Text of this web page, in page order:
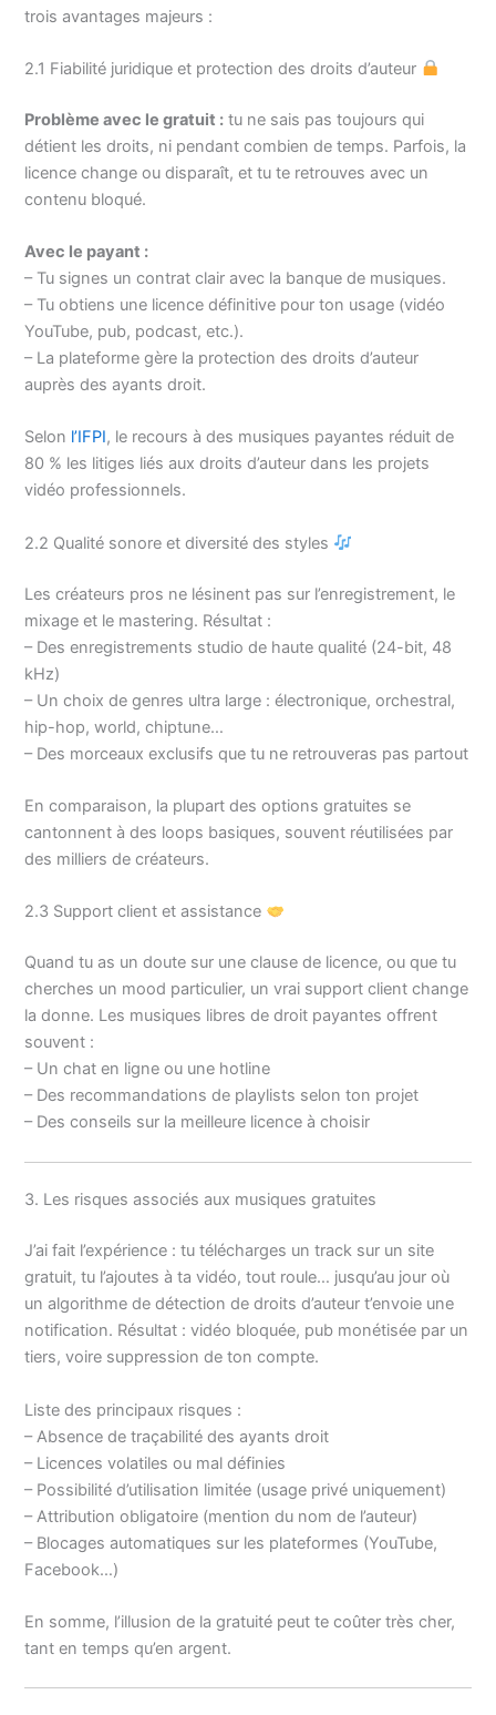
trois avantages majeurs :
2.1 Fiabilité juridique et protection des droits d’auteur
Problème avec le gratuit : tu ne sais pas toujours qui
détient les droits, ni pendant combien de temps. Parfois, la
licence change ou disparaît, et tu te retrouves avec un
contenu bloqué.
Avec le payant :
– Tu signes un contrat clair avec la banque de musiques.
– Tu obtiens une licence définitive pour ton usage (vidéo
YouTube, pub, podcast, etc.).
– La plateforme gère la protection des droits d’auteur
auprès des ayants droit.
Selon l’IFPI, le recours à des musiques payantes réduit de
80 % les litiges liés aux droits d’auteur dans les projets
vidéo professionnels.
2.2 Qualité sonore et diversité des styles
Les créateurs pros ne lésinent pas sur l’enregistrement, le
mixage et le mastering. Résultat :
– Des enregistrements studio de haute qualité (24-bit, 48
kHz)
– Un choix de genres ultra large : électronique, orchestral,
hip-hop, world, chiptune…
– Des morceaux exclusifs que tu ne retrouveras pas partout
En comparaison, la plupart des options gratuites se
cantonnent à des loops basiques, souvent réutilisées par
des milliers de créateurs.
2.3 Support client et assistance
Quand tu as un doute sur une clause de licence, ou que tu
cherches un mood particulier, un vrai support client change
la donne. Les musiques libres de droit payantes offrent
souvent :
– Un chat en ligne ou une hotline
– Des recommandations de playlists selon ton projet
– Des conseils sur la meilleure licence à choisir
3. Les risques associés aux musiques gratuites
J’ai fait l’expérience : tu télécharges un track sur un site
gratuit, tu l’ajoutes à ta vidéo, tout roule… jusqu’au jour où
un algorithme de détection de droits d’auteur t’envoie une
notification. Résultat : vidéo bloquée, pub monétisée par un
tiers, voire suppression de ton compte.
Liste des principaux risques :
– Absence de traçabilité des ayants droit
– Licences volatiles ou mal définies
– Possibilité d’utilisation limitée (usage privé uniquement)
– Attribution obligatoire (mention du nom de l’auteur)
– Blocages automatiques sur les plateformes (YouTube,
Facebook…)
En somme, l’illusion de la gratuité peut te coûter très cher,
tant en temps qu’en argent.